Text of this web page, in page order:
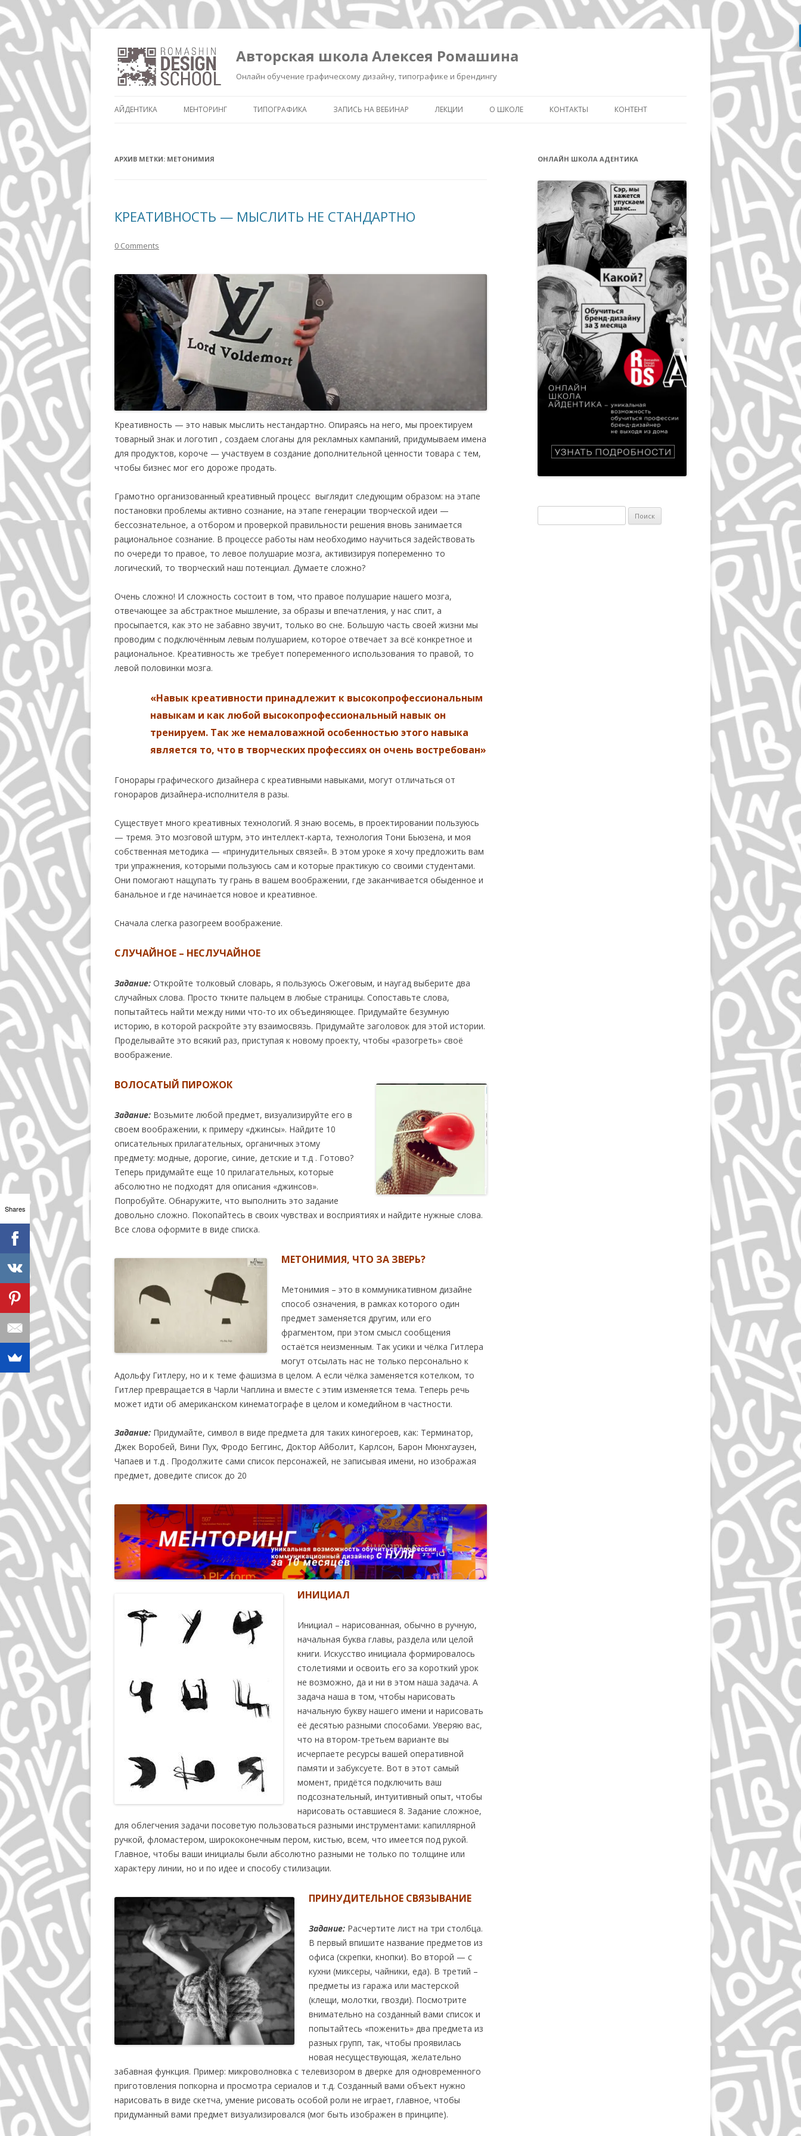
Авторская школа Алексея Ромашина
Онлайн обучение графическому дизайну, типографике и брендингу
АЙДЕНТИКА МЕНТОРИНГ ТИПОГРАФИКА ЗАПИСЬ НА ВЕБИНАР ЛЕКЦИИ
ДИЗАЙНЕРОВ И РЕКЛАМИСТОВ»
О ШКОЛЕ
ОБУЧЕНИЕ ДИЗАЙНУ И
КОНТАКТЫ КОНТЕНТ
ЭВОЛЮЦИЯ АЙДЕНТИКИ
ДЭВИД КАРСОН
ВОЛЬФГАНГ ВАЙНГАРД
ГЕРБ ЛЮБАЛИН
ПОЛ РЕНД
ЭПРИЛ ГРЕЙМАН
ИВАН ЧЕРМАЕВ
АЛАН ФЛЕТЧЕР
ГРУППА HIPGNOSIS
KАРЕЛ МАРТЕНС
РОЛЬФ МЮЛЛЕР
ДАН РАЙЗИНГЕР
ВЕРНЕР ЕККЕР
ДМИТРИЙ КАВКО
ЛЕЙЕНДЕКЕР
АРХИВ МЕТКИ: МЕТОНИМИЯ
КРЕАТИВНОСТЬ — МЫСЛИТЬ НЕ СТАНДАРТНО
0 Comments
Креативность — это навык мыслить нестандартно. Опираясь на него, мы проектируем
товарный знак и логотип , создаем слоганы для рекламных кампаний, придумываем имена
для продуктов, короче — участвуем в создание дополнительной ценности товара с тем,
чтобы бизнес мог его дороже продать.
Грамотно организованный креативный процесс выглядит следующим образом: на этапе
постановки проблемы активно сознание, на этапе генерации творческой идеи —
бессознательное, а отбором и проверкой правильности решения вновь занимается
рациональное сознание. В процессе работы нам необходимо научиться задействовать
по очереди то правое, то левое полушарие мозга, активизируя попеременно то
логический, то творческий наш потенциал. Думаете сложно?
Очень сложно! И сложность состоит в том, что правое полушарие нашего мозга,
отвечающее за абстрактное мышление, за образы и впечатления, у нас спит, а
просыпается, как это не забавно звучит, только во сне. Большую часть своей жизни мы
проводим с подключённым левым полушарием, которое отвечает за всё конкретное и
рациональное. Креативность же требует попеременного использования то правой, то
левой половинки мозга.
«Навык креативности принадлежит к высокопрофессиональным
навыкам и как любой высокопрофессиональный навык он
тренируем. Так же немаловажной особенностью этого навыка
является то, что в творческих профессиях он очень востребован»
Гонорары графического дизайнера с креативными навыками, могут отличаться от
гонораров дизайнера-исполнителя в разы.
Существует много креативных технологий. Я знаю восемь, в проектировании пользуюсь
— тремя. Это мозговой штурм, это интеллект-карта, технология Тони Бьюзена, и моя
собственная методика — «принудительных связей». В этом уроке я хочу предложить вам
три упражнения, которыми пользуюсь сам и которые практикую со своими студентами.
Они помогают нащупать ту грань в вашем воображении, где заканчивается обыденное и
банальное и где начинается новое и креативное.
Сначала слегка разогреем воображение.
СЛУЧАЙНОЕ – НЕСЛУЧАЙНОЕ
Задание: Откройте толковый словарь, я пользуюсь Ожеговым, и наугад выберите два
случайных слова. Просто ткните пальцем в любые страницы. Сопоставьте слова,
попытайтесь найти между ними что-то их объединяющее. Придумайте безумную
историю, в которой раскройте эту взаимосвязь. Придумайте заголовок для этой истории.
Проделывайте это всякий раз, приступая к новому проекту, чтобы «разогреть» своё
воображение.
ВОЛОСАТЫЙ ПИРОЖОК
Задание: Возьмите любой предмет, визуализируйте его в
своем воображении, к примеру «джинсы». Найдите 10
описательных прилагательных, органичных этому
предмету: модные, дорогие, синие, детские и т.д . Готово?
Теперь придумайте еще 10 прилагательных, которые
абсолютно не подходят для описания «джинсов».
Попробуйте. Обнаружите, что выполнить это задание
довольно сложно. Покопайтесь в своих чувствах и восприятиях и найдите нужные слова.
Все слова оформите в виде списка.
МЕТОНИМИЯ, ЧТО ЗА ЗВЕРЬ?
Метонимия – это в коммуникативном дизайне
способ означения, в рамках которого один
предмет заменяется другим, или его
фрагментом, при этом смысл сообщения
остаётся неизменным. Так усики и чёлка Гитлера
могут отсылать нас не только персонально к
Адольфу Гитлеру, но и к теме фашизма в целом. А если чёлка заменяется котелком, то
Гитлер превращается в Чарли Чаплина и вместе с этим изменяется тема. Теперь речь
может идти об американском кинематографе в целом и комедийном в частности.
Задание: Придумайте, символ в виде предмета для таких киногероев, как: Терминатор,
Джек Воробей, Вини Пух, Фродо Беггинс, Доктор Айболит, Карлсон, Барон Мюнхгаузен,
Чапаев и т.д . Продолжите сами список персонажей, не записывая имени, но изображая
предмет, доведите список до 20
ИНИЦИАЛ
Инициал – нарисованная, обычно в ручную,
начальная буква главы, раздела или целой
книги. Искусство инициала формировалось
столетиями и освоить его за короткий урок
не возможно, да и ни в этом наша задача. А
задача наша в том, чтобы нарисовать
начальную букву нашего имени и нарисовать
её десятью разными способами. Уверяю вас,
что на втором-третьем варианте вы
исчерпаете ресурсы вашей оперативной
памяти и забуксуете. Вот в этот самый
момент, придётся подключить ваш
подсознательный, интуитивный опыт, чтобы
нарисовать оставшиеся 8. Задание сложное,
для облегчения задачи посоветую пользоваться разными инструментами: капиллярной
ручкой, фломастером, ширококонечным пером, кистью, всем, что имеется под рукой.
Главное, чтобы ваши инициалы были абсолютно разными не только по толщине или
характеру линии, но и по идее и способу стилизации.
ПРИНУДИТЕЛЬНОЕ СВЯЗЫВАНИЕ
Задание: Расчертите лист на три столбца.
В первый впишите название предметов из
офиса (скрепки, кнопки). Во второй — с
кухни (миксеры, чайники, еда). В третий –
предметы из гаража или мастерской
(клещи, молотки, гвозди). Посмотрите
внимательно на созданный вами список и
попытайтесь «поженить» два предмета из
разных групп, так, чтобы проявилась
новая несуществующая, желательно
забавная функция. Пример: микроволновка с телевизором в дверке для одновременного
приготовления попкорна и просмотра сериалов и т.д. Созданный вами объект нужно
нарисовать в виде скетча, умение рисовать особой роли не играет, главное, чтобы
придуманный вами предмет визуализировался (мог быть изображен в принципе).
ОНЛАЙН ШКОЛА АДЕНТИКА
Shares